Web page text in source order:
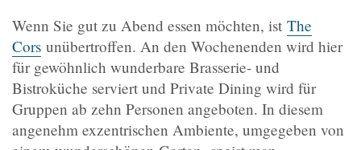
Wenn Sie gut zu Abend essen möchten, ist The
Cors unübertroffen. An den Wochenenden wird hier
für gewöhnlich wunderbare Brasserie- und
Bistroküche serviert und Private Dining wird für
Gruppen ab zehn Personen angeboten. In diesem
angenehm exzentrischen Ambiente, umgegeben von